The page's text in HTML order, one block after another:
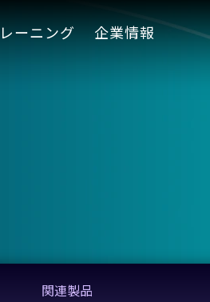
ーニング 企業情報
関連製品